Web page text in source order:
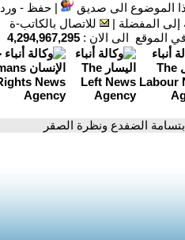
الموضوع الى صديق |حفظ - ورد
إلى المفضلة |
للاتصال بالكاتب-ة
الموقع الى الان : 4,294,967,295
الضفدع ونظرة الصقر